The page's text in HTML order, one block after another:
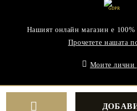
GDPR
Нашият онлайн магазин е 100%
Прочетете нашата
Моите лични